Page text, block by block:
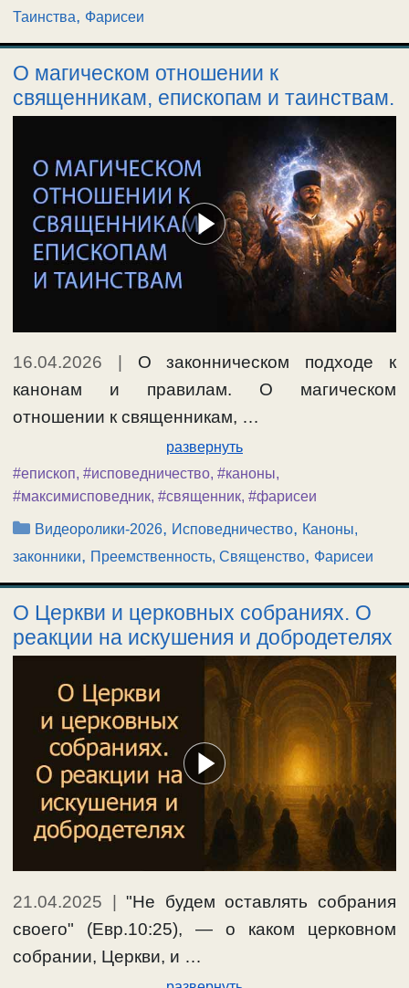
Таинства, Фарисеи
О магическом отношении к
священникам, епископам и таинствам.
16.04.2026
О законническом подходе к
канонам и правилам. О магическом
отношении к священникам, …
развернуть
#епископ, #исповедничество, #каноны,
#максимисповедник, #священник, #фарисеи
Рубрики
Видеоролики-2026, Исповедничество, Каноны,
законники, Преемственность, Священство, Фарисеи
О Церкви и церковных собраниях. О
реакции на искушения и добродетелях
21.04.2025 |"Не будем оставлять собрания
своего" (Евр.10:25), — о каком церковном
собрании, Церкви, и …